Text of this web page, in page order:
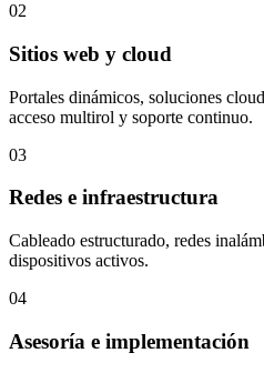
02
Sitios web y cloud
Portales dinámicos, soluciones
acceso multirol y soporte continuo.
03
Redes e infraestructura
Cableado estructurado, redes
dispositivos activos.
04
Asesoría e implementación